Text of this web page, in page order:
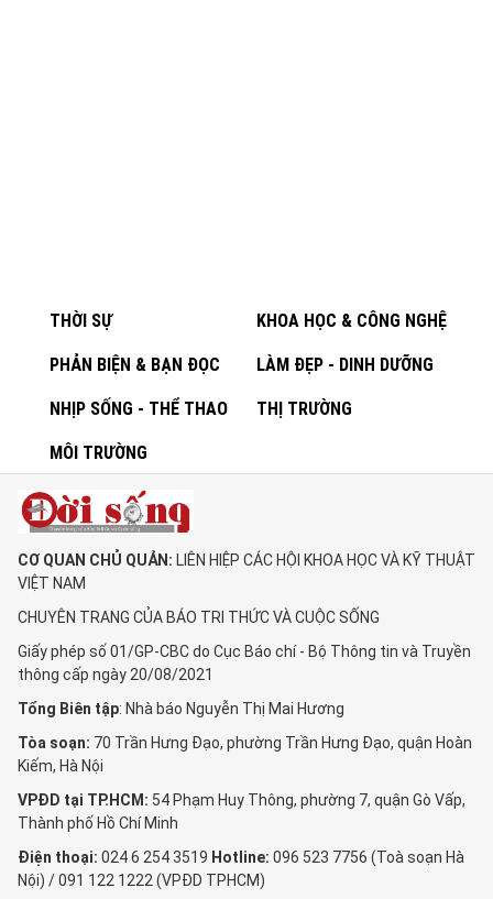
THỜI SỰ KHOA HỌC & CÔNG NGHỆ
PHẢN BIỆN & BẠN ĐỌC LÀM ĐẸP - DINH DƯỠNG
NHỊP SỐNG - THỂ THAO THỊ TRƯỜNG
MÔI TRƯỜNG
CƠ QUAN CHỦ QUẢN: LIÊN HIỆP CÁC HỘI KHOA HỌC VÀ KỸ THUẬT
VIỆT NAM
CHUYÊN TRANG CỦA BÁO TRI THỨC VÀ CUỘC SỐNG
Giấy phép số 01/GP-CBC do Cục Báo chí - Bộ Thông tin và Truyền
thông cấp ngày 20/08/2021
Tổng Biên tập: Nhà báo Nguyễn Thị Mai Hương
Tòa soạn: 70 Trần Hưng Đạo, phường Trần Hưng Đạo, quận Hoàn
Kiếm, Hà Nội
VPĐD tại TP.HCM: 54 Phạm Huy Thông, phường 7, quận Gò Vấp,
Thành phố Hồ Chí Minh
Điện thoại: 024 6 254 3519 Hotline: 096 523 7756 (Toà soạn Hà
Nội) / 091 122 1222 (VPĐD TPHCM)